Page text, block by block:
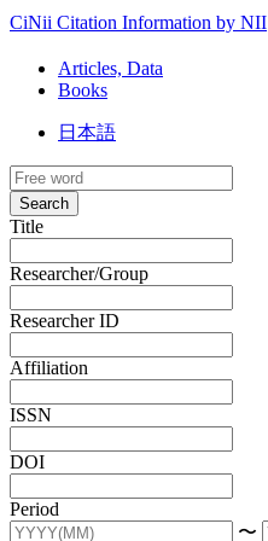
CiNii Citation Information by NII
Articles, Data
Books
日本語
Search
Title
Researcher/Group
Researcher ID
Affiliation
ISSN
DOI
Period
〜